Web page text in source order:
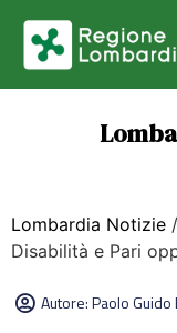
Lombardia Notizie
Disabilità e Pari
Autore:Paolo Guido